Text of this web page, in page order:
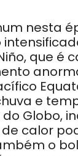
nesta
que é
e
Globo,
de calor
o